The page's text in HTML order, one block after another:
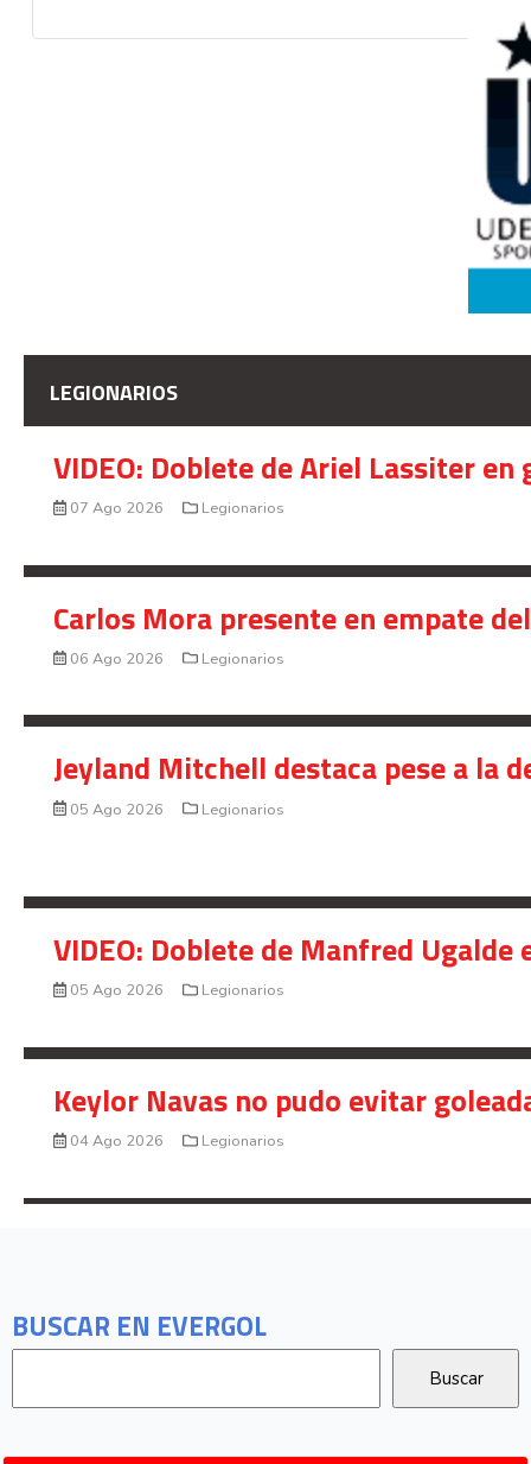
BUSCAR EN EVERGOL
LEGIONARIOS
VIDEO: Doblete de Ariel Lassiter
07 Ago 2026 Legionarios
Carlos Mora presente en empate
06 Ago 2026 Legionarios
Jeyland Mitchell destaca pese a la
05 Ago 2026 Legionarios
VIDEO: Doblete de Manfred
05 Ago 2026 Legionarios
Keylor Navas no pudo evitar
04 Ago 2026 Legionarios